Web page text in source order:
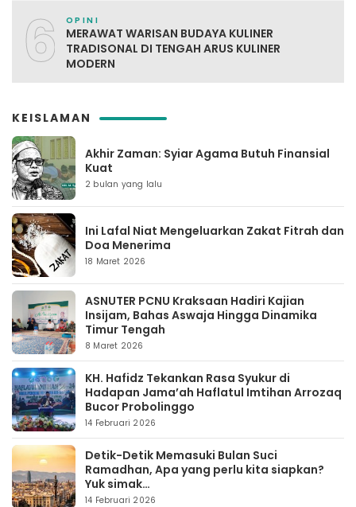
6 OPINI
MERAWAT WARISAN BUDAYA KULINER
TRADISONAL DI TENGAH ARUS KULINER
MODERN
KEISLAMAN
Akhir Zaman: Syiar Agama Butuh Finansial
Kuat
2 bulan yang lalu
Ini Lafal Niat Mengeluarkan Zakat Fitrah dan
Doa Menerima
18 Maret 2026
ASNUTER PCNU Kraksaan Hadiri Kajian
Insijam, Bahas Aswaja Hingga Dinamika
Timur Tengah
8 Maret 2026
KH. Hafidz Tekankan Rasa Syukur di
Hadapan Jama’ah Haflatul Imtihan Arrozaq
Bucor Probolinggo
14 Februari 2026
Detik-Detik Memasuki Bulan Suci
Ramadhan, Apa yang perlu kita siapkan?
Yuk simak…
14 Februari 2026